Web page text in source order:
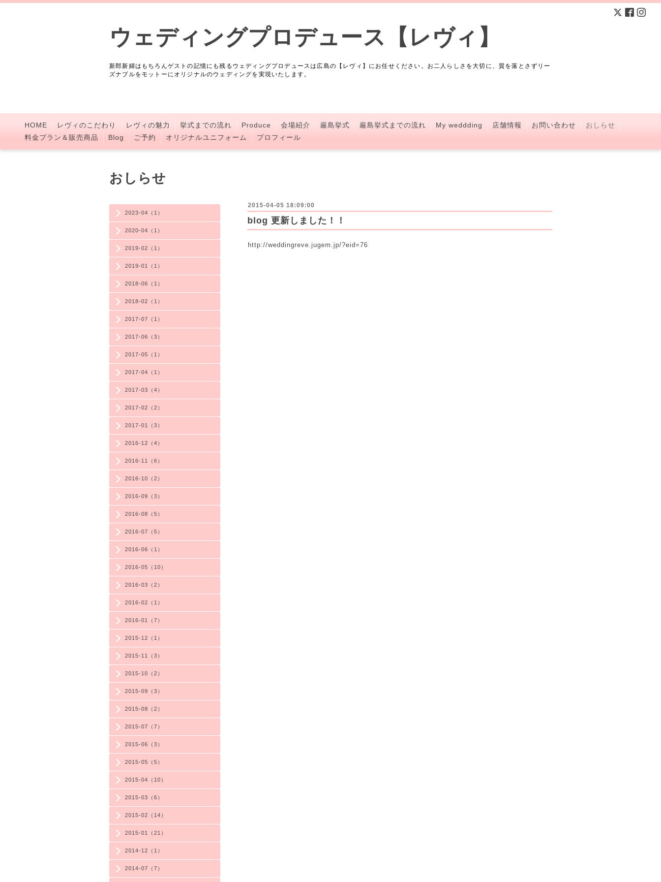
ウェディングプロデュース【レヴィ】
新郎新婦はもちろんゲストの記憶にも残るウェディングプロデュースは広島の【レヴィ】にお任せください。お二人らしさを大切に、質を落とさずリー
ズナブルをモットーにオリジナルのウェディングを実現いたします。
HOME レヴィのこだわり レヴィの魅力 挙式までの流れ Produce 会場紹介 厳島挙式 厳島挙式までの流れ My weddding 店舗情報 お問い合わせ
おしらせ
料金プラン＆販売商品
Blog ご予約 オリジナルユニフォーム プロフィール
2023-04（1）
2020-04（1）
2019-02（1）
2019-01（1）
2018-06（1）
2018-02（1）
2017-07（1）
2017-06（3）
2017-05（1）
2017-04（1）
2017-03（4）
2017-02（2）
2017-01（3）
2016-12（4）
2016-11（6）
2016-10（2）
2016-09（3）
2016-08（5）
2016-07（5）
2016-06（1）
2016-05（10）
2016-03（2）
2016-02（1）
2016-01（7）
2015-12（1）
2015-11（3）
2015-10（2）
2015-09（3）
2015-08（2）
2015-07（7）
2015-06（3）
2015-05（5）
2015-04（10）
2015-03（6）
2015-02（14）
2015-01（21）
2014-12（1）
2014-07（7）
おしらせ
2015-04-05 18:09:00
blog 更新しました！！
http://weddingreve.jugem.jp/?eid=76